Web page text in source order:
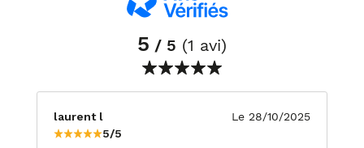
5 / 5 (1 avi)
laurent l
5/5
Le 28/10/2025